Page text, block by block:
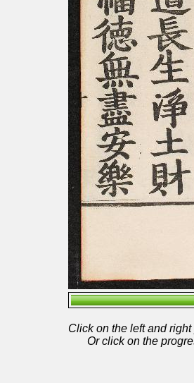
Click on the left and
Or click on the